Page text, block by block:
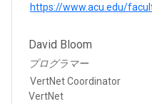
https://www.acu.edu/
David Bloom
プログラマー
VertNet Coordinator
VertNet